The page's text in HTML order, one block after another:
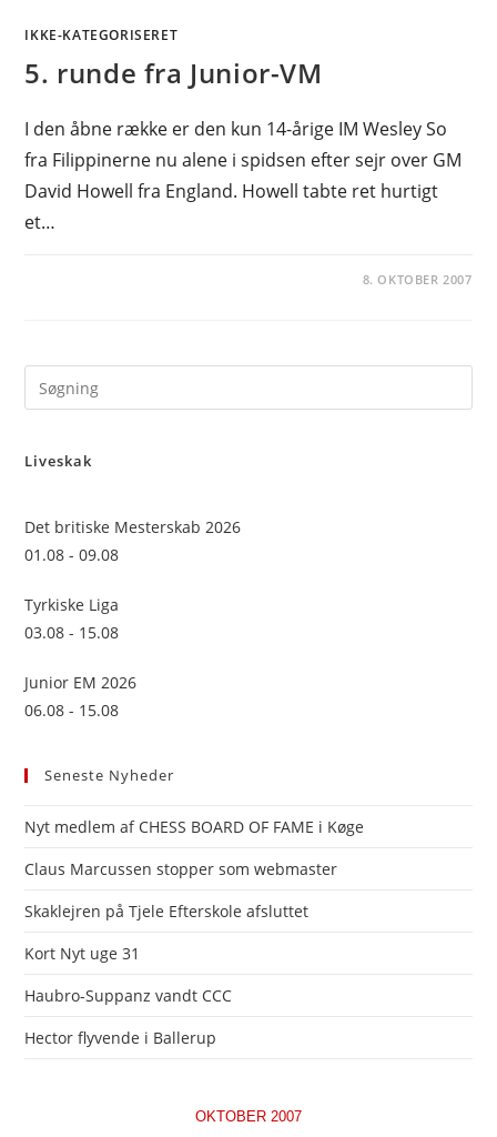
IKKE-KATEGORISERET
5. runde fra Junior-VM
I den åbne række er den kun 14-årige IM Wesley So
fra Filippinerne nu alene i spidsen efter sejr over GM
David Howell fra England. Howell tabte ret hurtigt
et…
8. OKTOBER 2007
Liveskak
Det britiske Mesterskab 2026
01.08 - 09.08
Tyrkiske Liga
03.08 - 15.08
Junior EM 2026
06.08 - 15.08
Seneste Nyheder
Nyt medlem af CHESS BOARD OF FAME i Køge
Claus Marcussen stopper som webmaster
Skaklejren på Tjele Efterskole afsluttet
Kort Nyt uge 31
Haubro-Suppanz vandt CCC
Hector flyvende i Ballerup
OKTOBER 2007